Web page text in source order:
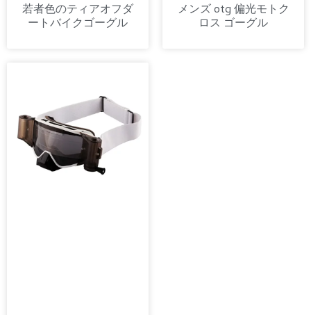
若者色のティアオフダ
ートバイクゴーグル
メンズ otg 偏光モトク
ロス ゴーグル